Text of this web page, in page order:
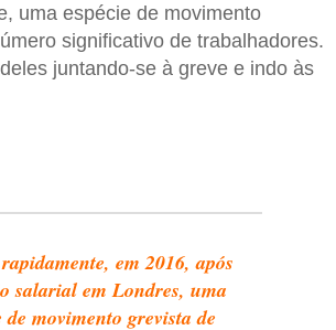
uma espécie de movimento
significativo de trabalhadores.
juntando-se à greve e indo às
em 2016, após
salarial em Londres, uma
de movimento grevista de